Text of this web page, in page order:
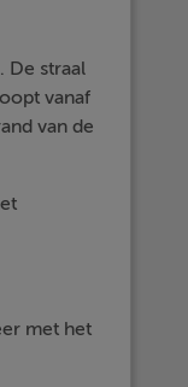
De straal
vanaf
van de
met het